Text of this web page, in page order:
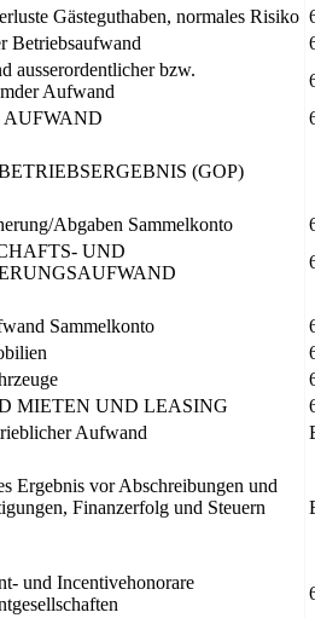
Gästeguthaben, normales Risiko
Betriebsaufwand
ausserordentlicher bzw.
Aufwand
(GOP)
Abgaben Sammelkonto
UND
Sammelkonto
MIETEN UND LEASING
Aufwand
Ergebnis vor Abschreibungen und
Finanzerfolg und Steuern
und Incentivehonorare